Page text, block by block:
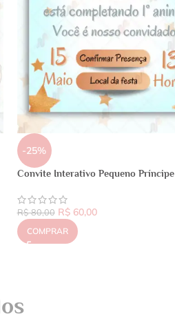
-25%
Convite Interativo Pequeno Príncipe
R$80,00 R$60,00
COMPRAR